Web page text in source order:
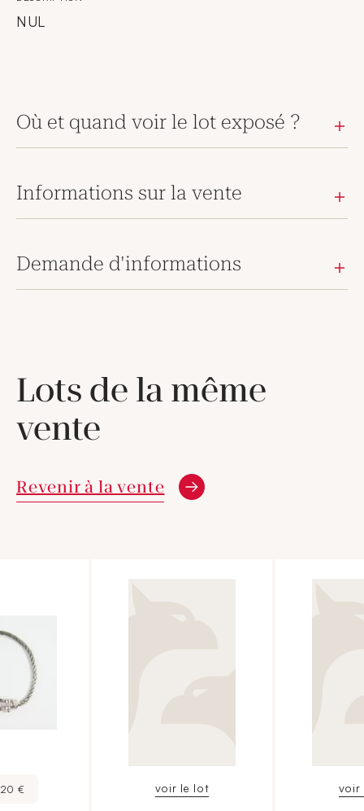
NUL
Où et quand voir le lot exposé ?
Informations sur la vente
Demande d'informations
Lots de la même
vente
Revenir à la vente
€ voir le lot voir